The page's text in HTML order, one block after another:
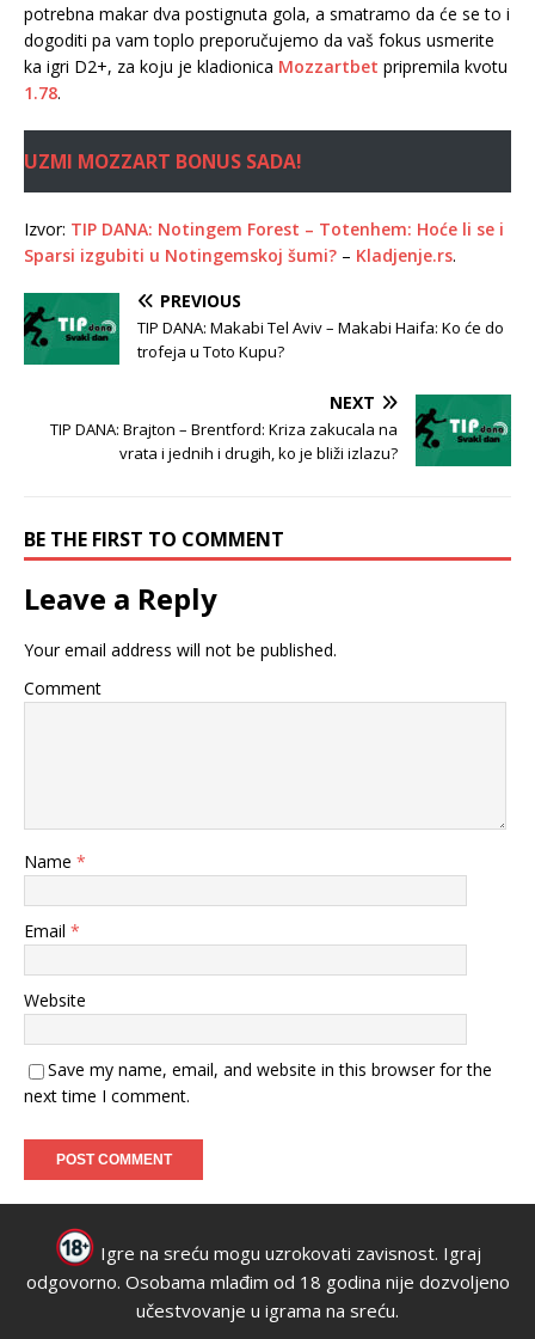
potrebna makar dva postignuta gola, a smatramo da će se to i
dogoditi pa vam toplo preporučujemo da vaš fokus usmerite
ka igri D2+, za koju je kladionica Mozzartbet pripremila kvotu
1.78.
UZMI MOZZART BONUS SADA!
Izvor: TIP DANA: Notingem Forest – Totenhem: Hoće li se i
Sparsi izgubiti u Notingemskoj šumi? – Kladjenje.rs.
PREVIOUS
TIP DANA: Makabi Tel Aviv – Makabi Haifa: Ko će do
trofeja u Toto Kupu?
NEXT
TIP DANA: Brajton – Brentford: Kriza zakucala na
vrata i jednih i drugih, ko je bliži izlazu?
BE THE FIRST TO COMMENT
Leave a Reply
Your email address will not be published.
Comment
Name *
Email *
Website
Save my name, email, and website in this browser for the
next time I comment.
Igre na sreću mogu uzrokovati zavisnost. Igraj
odgovorno. Osobama mlađim od 18 godina nije dozvoljeno
učestvovanje u igrama na sreću.